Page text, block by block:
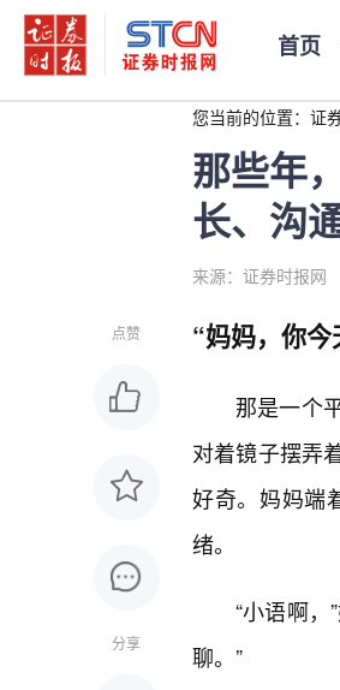
首页
您当前的位置： 证
那些年
长、沟
来源：证券时报网
点赞
分享
“妈妈，你
那是一个
对着镜子摆弄
好奇。妈妈端
绪。
“小语啊
聊。”